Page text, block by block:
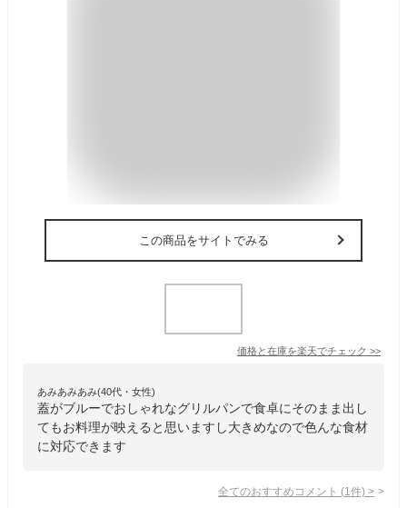
この商品をサイトでみる
価格と在庫を楽天でチェック >>
あみあみあみ(40代・女性)
蓋がブルーでおしゃれなグリルパンで食卓にそのまま出し
てもお料理が映えると思いますし大きめなので色んな食材
に対応できます
全てのおすすめコメント (1 件) >